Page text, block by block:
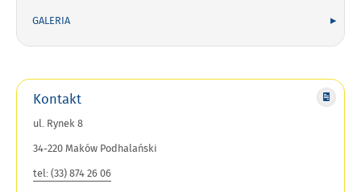
GALERIA
Kontakt
ul. Rynek 8
34-220 Maków Podhalański
tel: (33) 874 26 06